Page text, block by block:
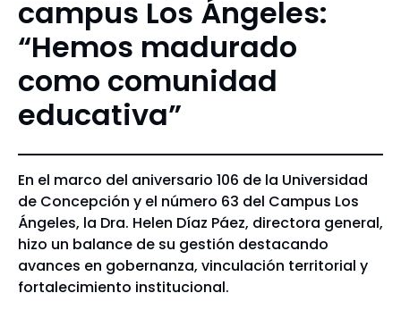
campus Los Ángeles:
“Hemos madurado
como comunidad
educativa”
En el marco del aniversario 106 de la Universidad
de Concepción y el número 63 del Campus Los
Ángeles, la Dra. Helen Díaz Páez, directora general,
hizo un balance de su gestión destacando
avances en gobernanza, vinculación territorial y
fortalecimiento institucional.